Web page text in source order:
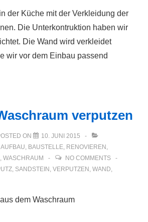
der Küche mit der Verkleidung der
Die Unterkontruktion haben wir
Die Wand wird verkleidet
wir vor dem Einbau passend
verputzen
ON
10. JUNI 2015
AUFBAU, BAUSTELLE, RENOVIEREN ,
, WASCHRAUM
NO COMMENTS
, SANDSTEIN , VERPUTZEN , WAND,
dem Waschraum